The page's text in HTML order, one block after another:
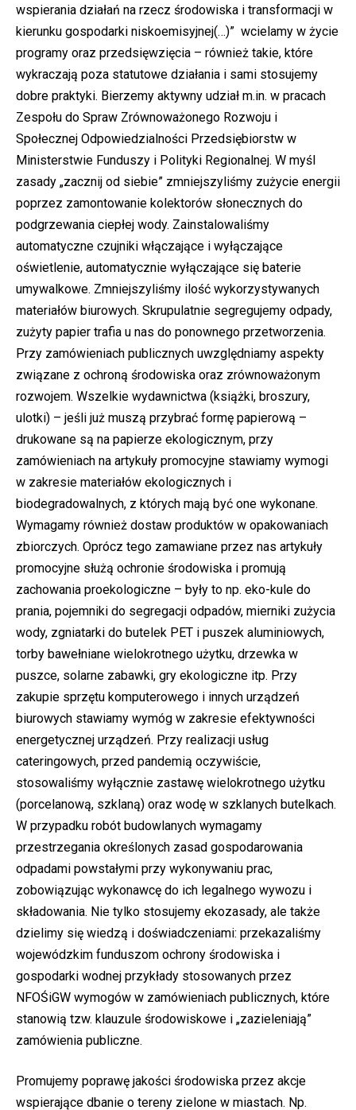
wspierania działań na rzecz środowiska i transformacji w
kierunku gospodarki niskoemisyjnej(…)” wcielamy w życie
programy oraz przedsięwzięcia – również takie, które
wykraczają poza statutowe działania i sami stosujemy
dobre praktyki. Bierzemy aktywny udział m.in. w pracach
Zespołu do Spraw Zrównoważonego Rozwoju i
Społecznej Odpowiedzialności Przedsiębiorstw w
Ministerstwie Funduszy i Polityki Regionalnej. W myśl
zasady „zacznij od siebie” zmniejszyliśmy zużycie energii
poprzez zamontowanie kolektorów słonecznych do
podgrzewania ciepłej wody. Zainstalowaliśmy
automatyczne czujniki włączające i wyłączające
oświetlenie, automatycznie wyłączające się baterie
umywalkowe. Zmniejszyliśmy ilość wykorzystywanych
materiałów biurowych. Skrupulatnie segregujemy odpady,
zużyty papier trafia u nas do ponownego przetworzenia.
Przy zamówieniach publicznych uwzględniamy aspekty
związane z ochroną środowiska oraz zrównoważonym
rozwojem. Wszelkie wydawnictwa (książki, broszury,
ulotki) – jeśli już muszą przybrać formę papierową –
drukowane są na papierze ekologicznym, przy
zamówieniach na artykuły promocyjne stawiamy wymogi
w zakresie materiałów ekologicznych i
biodegradowalnych, z których mają być one wykonane.
Wymagamy również dostaw produktów w opakowaniach
zbiorczych. Oprócz tego zamawiane przez nas artykuły
promocyjne służą ochronie środowiska i promują
zachowania proekologiczne – były to np. eko-kule do
prania, pojemniki do segregacji odpadów, mierniki zużycia
wody, zgniatarki do butelek PET i puszek aluminiowych,
torby bawełniane wielokrotnego użytku, drzewka w
puszce, solarne zabawki, gry ekologiczne itp. Przy
zakupie sprzętu komputerowego i innych urządzeń
biurowych stawiamy wymóg w zakresie efektywności
energetycznej urządzeń. Przy realizacji usług
cateringowych, przed pandemią oczywiście,
stosowaliśmy wyłącznie zastawę wielokrotnego użytku
(porcelanową, szklaną) oraz wodę w szklanych butelkach.
W przypadku robót budowlanych wymagamy
przestrzegania określonych zasad gospodarowania
odpadami powstałymi przy wykonywaniu prac,
zobowiązując wykonawcę do ich legalnego wywozu i
składowania. Nie tylko stosujemy ekozasady, ale także
dzielimy się wiedzą i doświadczeniami: przekazaliśmy
wojewódzkim funduszom ochrony środowiska i
gospodarki wodnej przykłady stosowanych przez
NFOŚiGW wymogów w zamówieniach publicznych, które
stanowią tzw. klauzule środowiskowe i „zazieleniają”
zamówienia publiczne.
Promujemy poprawę jakości środowiska przez akcje
wspierające dbanie o tereny zielone w miastach. Np.